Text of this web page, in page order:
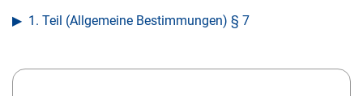
1. Teil (Allgemeine Bestimmungen) § 7